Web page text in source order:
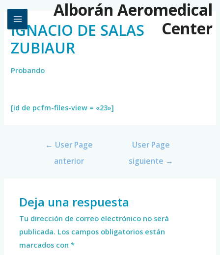
Alborán Aeromedical
Center
IGNACIO DE SALAS
ZUBIAUR
Probando
[id de pcfm-files-view = «23»]
← User Page
anterior
User Page
siguiente →
Deja una respuesta
Tu dirección de correo electrónico no será
publicada. Los campos obligatorios están
marcados con*